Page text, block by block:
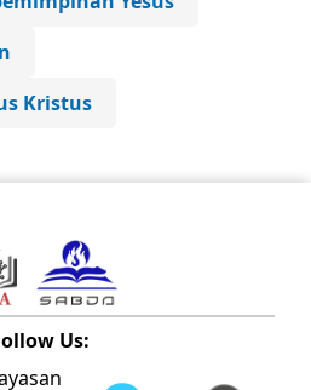
Kristus
Us: